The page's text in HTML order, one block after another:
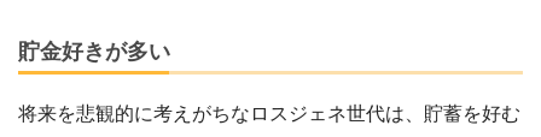
貯金好きが多い
将来を悲観的に考えがちなロスジェネ世代は、貯蓄を好む